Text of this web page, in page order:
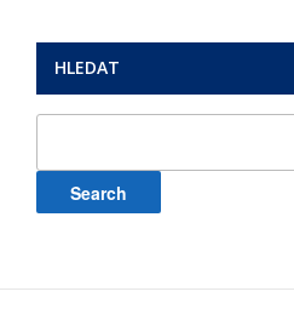
HLEDAT